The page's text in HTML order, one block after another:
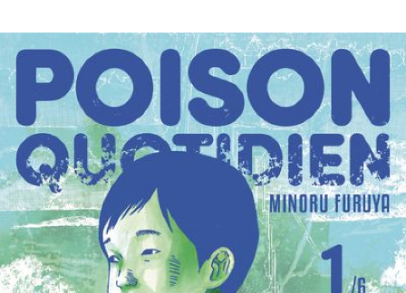
EN IMAGES CONTACTS/ACCÈS